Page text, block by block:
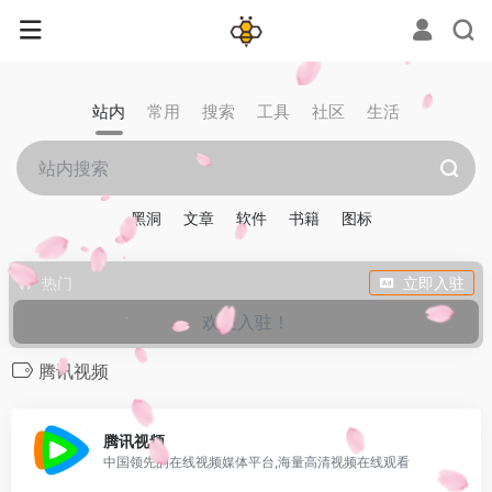
站内 常用 搜索 工具 社区 生活
黑洞 文章 软件 书籍 图标
热门 立即入驻
欢迎入驻！
腾讯视频
腾讯视频
中国领先的在线视频媒体平台,海量高清视频在线观看